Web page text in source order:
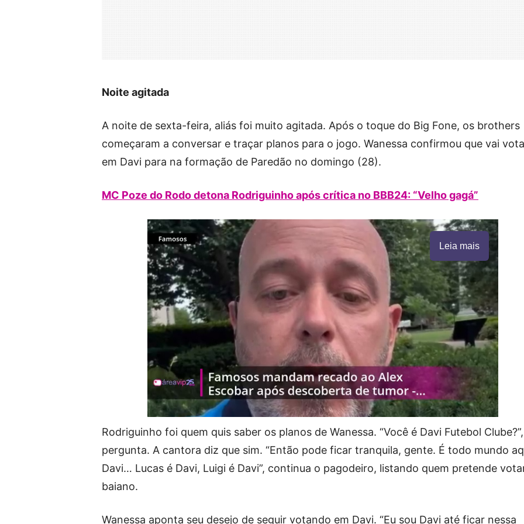
Noite agitada
A noite de sexta-feira, aliás foi muito agitada. Após o toque do Big Fone, os brothers
começaram a conversar e traçar planos para o jogo. Wanessa confirmou que vai
em Davi para na formação de Paredão no domingo (28).
MC Poze do Rodo detona Rodriguinho após crítica no BBB24: “Velho gagá”
Leia mais
Rodriguinho foi quem quis saber os planos de Wanessa. “Você é Davi Futebol Clube?”,
pergunta. A cantora diz que sim. “Então pode ficar tranquila, gente. É todo mundo
Davi… Lucas é Davi, Luigi é Davi”, continua o pagodeiro, listando quem pretende
baiano.
Wanessa aponta seu desejo de seguir votando em Davi. “Eu sou Davi até ficar nessa